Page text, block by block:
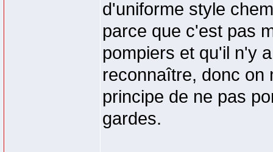
d'uniforme style
parce que c'est pas
pompiers et qu'il n'y
reconnaître, donc on
principe de ne pas
gardes.